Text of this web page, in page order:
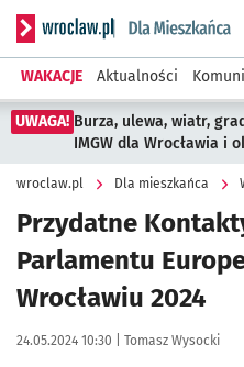
Serwis informacyjny
WAKACJE Aktualności
UWAGA! Burza, ulewa, wiatr,
IMGW dla Wrocławia i
wroclaw.pl Dla mieszkańca
Przydatne
Parlamentu
Wrocławiu 2024
Data publikacji:
24.05.2024 10:30 | Autor:
Tomasz Wysocki